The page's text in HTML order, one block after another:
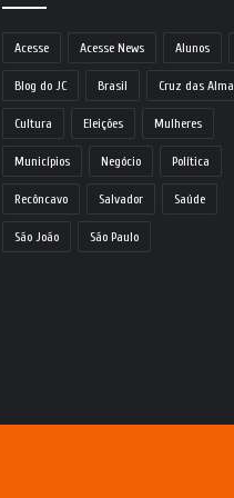
Acesse Acesse News Alunos
Blog do JC Brasil Cruz das
Cultura Eleições Mulheres
Municípios Negócio Política
Recôncavo Salvador Saúde
São João São Paulo